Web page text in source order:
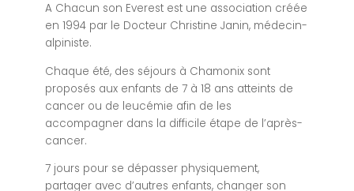
A Chacun son Everest est une association créée
en 1994 par le Docteur Christine Janin, médecin-
alpiniste.
Chaque été, des séjours à Chamonix sont
proposés aux enfants de 7 à 18 ans atteints de
cancer ou de leucémie afin de les
accompagner dans la difficile étape de l’après-
cancer.
7 jours pour se dépasser physiquement,
partager avec d’autres enfants, changer son